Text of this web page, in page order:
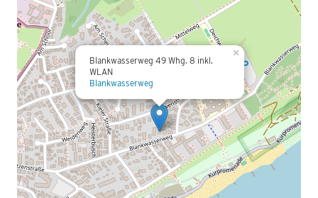
Blankwasserweg 49 Whg. 8 inkl.
WLAN
Blankwasserweg
×